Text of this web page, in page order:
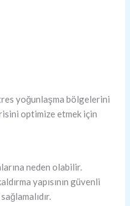
yoğunlaşma bölgelerini
optimize etmek için
neden olabilir.
yapısının güvenli